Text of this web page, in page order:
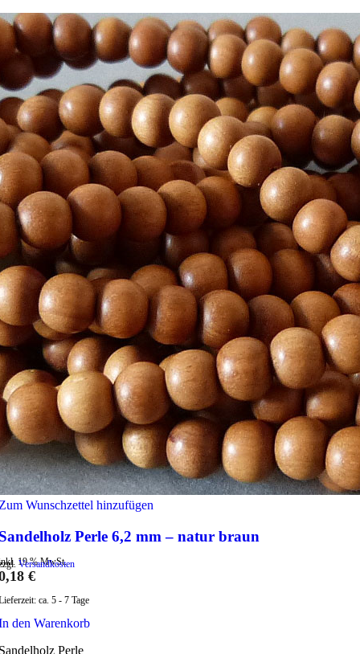
Wunschzettel hinzufügen
Perle 6,2 mm – natur braun
19 % MwSt.
Versandkosten
€
ca. 5 - 7 Tage
den Warenkorb
Perle